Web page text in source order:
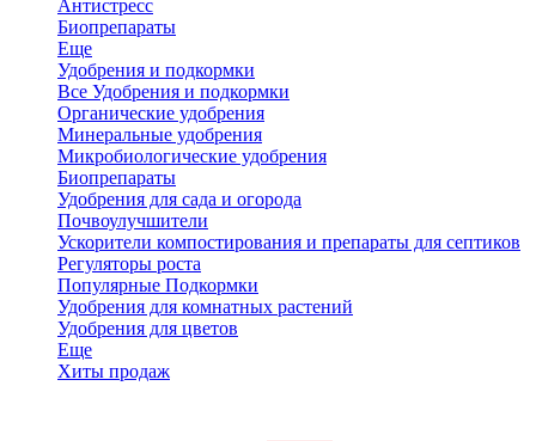
Антистресс
Биопрепараты
Еще
Удобрения и подкормки
Все Удобрения и подкормки
Органические удобрения
Минеральные удобрения
Микробиологические удобрения
Биопрепараты
Удобрения для сада и огорода
Почвоулучшители
Ускорители компостирования и препараты для септиков
Регуляторы роста
Популярные Подкормки
Удобрения для комнатных растений
Удобрения для цветов
Еще
Хиты продаж